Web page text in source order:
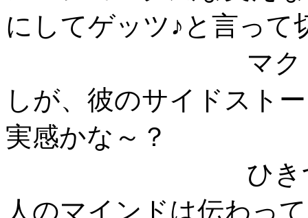
にしてゲッツ♪と言って
マクドナルド
しが、彼のサイドスト
実感かな～？
ひきつった、
人のマインドは伝わっ